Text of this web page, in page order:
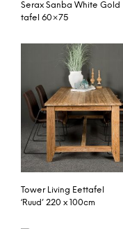
Serax Sanba White Gold
tafel 60×75
Tower Living Eettafel
‘Ruud’ 220 x 100cm